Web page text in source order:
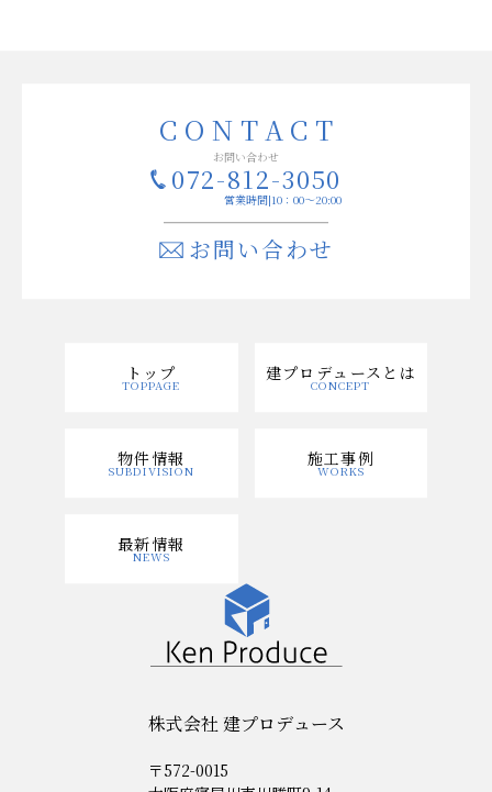
お問い合わせ
072-812-3050
営業時間|10：00～20:00
お問い合わせ
トップ 建プロデュースとは
物件情報 施工事例
最新情報
株式会社 建プロデュース
〒572-0015